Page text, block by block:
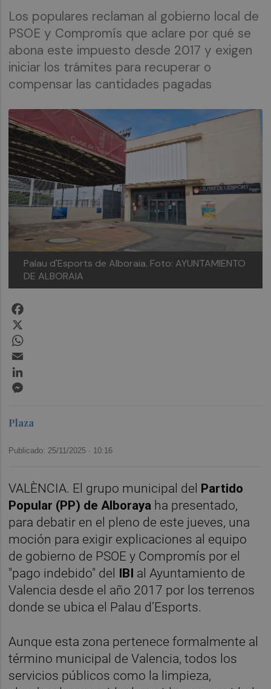
Los populares reclaman al gobierno local de
PSOE y Compromís que aclare por qué se
abona este impuesto desde 2017 y exigen
iniciar los trámites para recuperar o
compensar las cantidades pagadas
Palau d'Esports de Alboraia. Foto: AYUNTAMIENTO
DE ALBORAIA
Plaza
Publicado: 25/11/2025 · 10:16
VALÈNCIA. El grupo municipal del Partido
Popular (PP) de Alboraya ha presentado,
para debatir en el pleno de este jueves, una
moción para exigir explicaciones al equipo
de gobierno de PSOE y Compromís por el
"pago indebido" del IBI al Ayuntamiento de
Valencia desde el año 2017 por los terrenos
donde se ubica el Palau d’Esports.
Aunque esta zona pertenece formalmente al
término municipal de Valencia, todos los
servicios públicos como la limpieza,